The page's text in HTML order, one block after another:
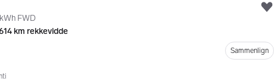
FWD
km rekkevidde
Sammenlign